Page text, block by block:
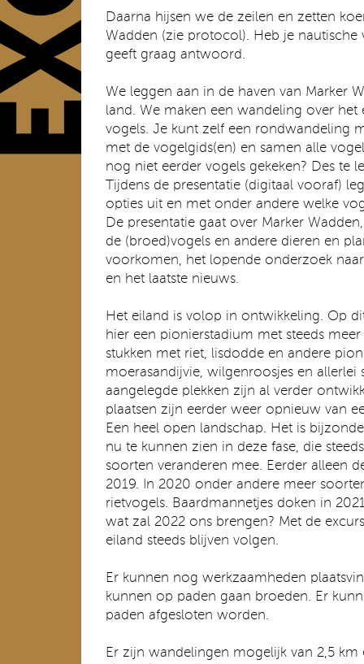
Daarna hijsen we de zeilen en zetten
Wadden (zie protocol). Heb je nautische
geeft graag antwoord.
We leggen aan in de haven van Marker
land. We maken een wandeling over het
vogels. Je kunt zelf een rondwandeling
met de vogelgids(en) en samen alle
nog niet eerder vogels gekeken? Des te
Tijdens de presentatie (digitaal vooraf)
opties uit en met onder andere welke
De presentatie gaat over Marker
de (broed)vogels en andere dieren en
voorkomen, het lopende onderzoek
en het laatste nieuws.
Het eiland is volop in ontwikkeling. Op
hier een pionierstadium met steeds
stukken met riet, lisdodde en andere
moerasandijvie, wilgenroosjes en allerlei
aangelegde plekken zijn al verder
plaatsen zijn eerder weer opnieuw van
Een heel open landschap. Het is
nu te kunnen zien in deze fase, die
soorten veranderen mee. Eerder alleen
2019. In 2020 onder andere meer
rietvogels. Baardmannetjes doken in
wat zal 2022 ons brengen? Met de
eiland steeds blijven volgen.
Er kunnen nog werkzaamheden
kunnen op paden gaan broeden. Er
paden afgesloten worden.
Er zijn wandelingen mogelijk van 2,5 km